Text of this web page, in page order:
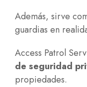
Además, sirve
guardias en
Access Patrol
de seguridad
propiedades.